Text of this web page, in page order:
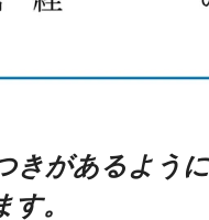
きがあるよう
。